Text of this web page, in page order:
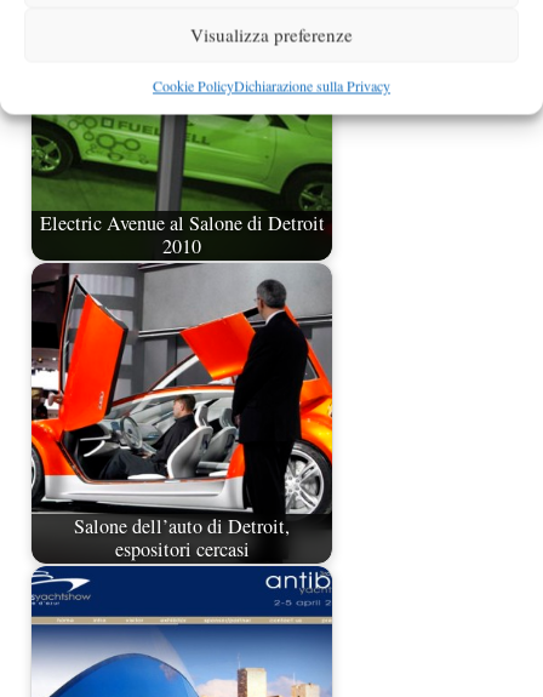
Visualizza preferenze
Cookie PolicyDichiarazione sulla Privacy
Electric Avenue al Salone di Detroit
2010
Salone dell’auto di Detroit,
espositori cercasi